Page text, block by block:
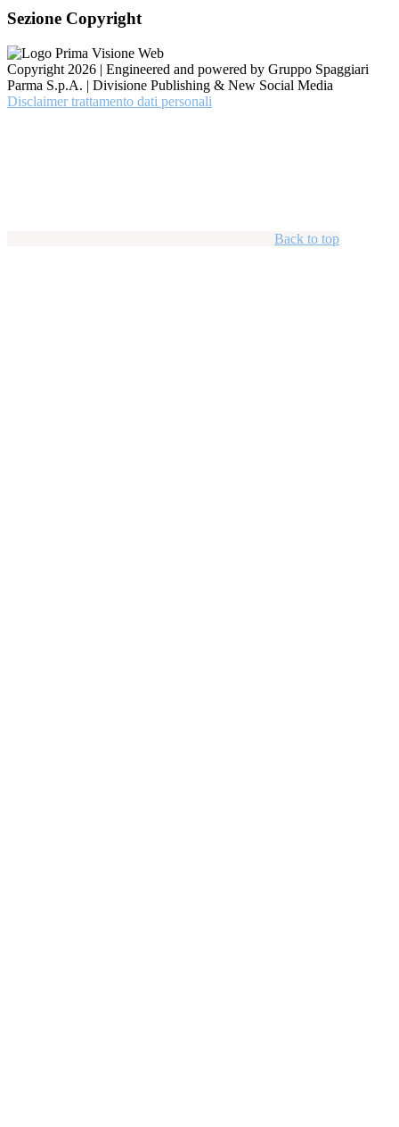
Sezione Copyright
Copyright 2026 | Engineered and powered by Gruppo Spaggiari
Parma S.p.A. | Divisione Publishing & New Social Media
Disclaimer trattamento dati personali
Back to top